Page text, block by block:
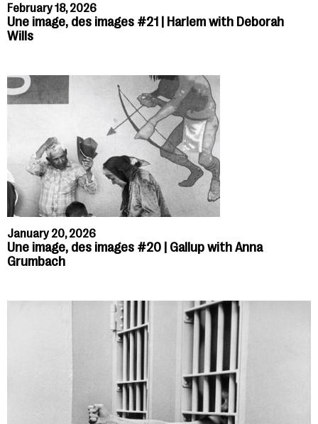
February 18, 2026
Une image, des images #21 | Harlem with Deborah
Wills
January 20, 2026
Une image, des images #20 | Gallup with Anna
Grumbach